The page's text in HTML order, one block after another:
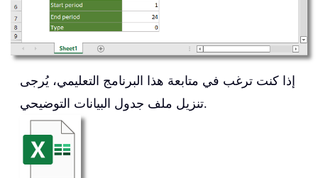
إذا كنت ترغب في متابعة هذا البرنامج التعليمي، يُرجى
تنزيل ملف جدول البيانات التوضيحي.